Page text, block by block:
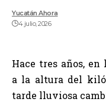
Yucatán Ahora
4 julio, 2026
Hace tres años, en
a la altura del
tarde lluviosa